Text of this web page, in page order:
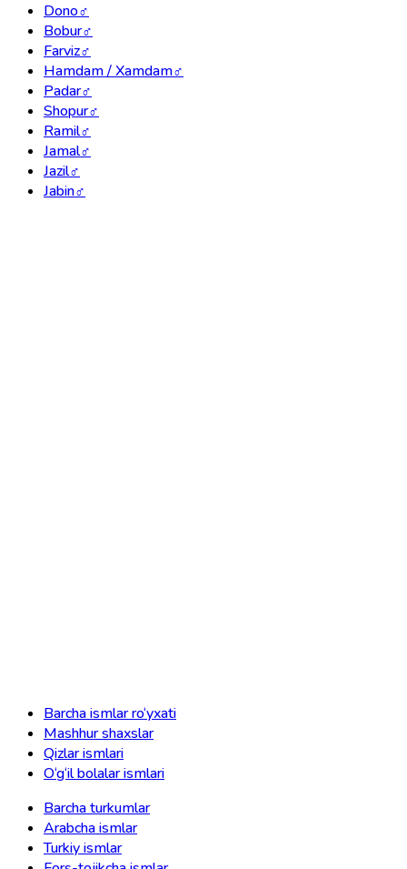
Dono♂
Bobur♂
Farviz♂
Hamdam / Xamdam♂
Padar♂
Shopur♂
Ramil♂
Jamal♂
Jazil♂
Jabin♂
Barcha ismlar ro‘yxati
Mashhur shaxslar
Qizlar ismlari
O‘g‘il bolalar ismlari
Barcha turkumlar
Arabcha ismlar
Turkiy ismlar